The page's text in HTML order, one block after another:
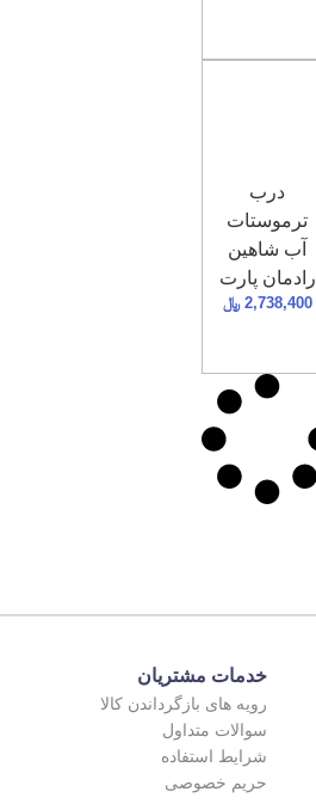
درب
ترموستات
آب شاهین
رادمان پارت
2,738,400 ﷼
خدمات مشتریان
رویه های بازگرداندن کالا
سوالات متداول
شرایط استفاده
حریم خصوصی